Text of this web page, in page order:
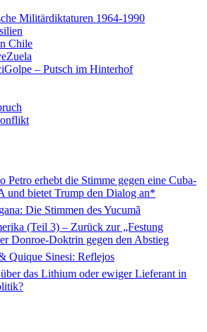
Militärdiktaturen 1964-1990
Chile
– Putsch im Hinterhof
Petro erhebt die Stimme gegen eine Cuba-
und bietet Trump den Dialog an*
Die Stimmen des Yucumã
(Teil 3) – Zurück zur „Festung
Donroe-Doktrin gegen den Abstieg
Quique Sinesi: Reflejos
das Lithium oder ewiger Lieferant in